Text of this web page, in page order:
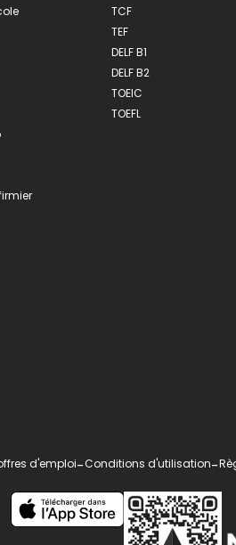
TCF
TEF
DELF B1
DELF B2
TOEIC
TOEFL
d'emploi-Conditions d'utilisation-